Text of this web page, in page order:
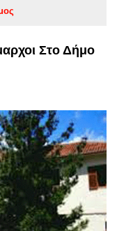
Στο Δήμο